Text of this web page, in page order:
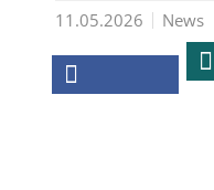
11.05.2026 News